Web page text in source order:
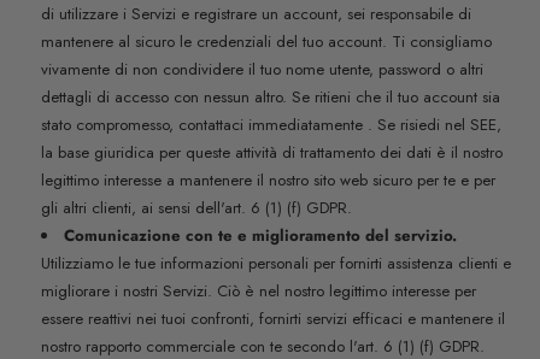
di utilizzare i Servizi e registrare un account, sei responsabile di
mantenere al sicuro le credenziali del tuo account. Ti consigliamo
vivamente di non condividere il tuo nome utente, password o altri
dettagli di accesso con nessun altro. Se ritieni che il tuo account sia
stato compromesso, contattaci immediatamente . Se risiedi nel SEE,
la base giuridica per queste attività di trattamento dei dati è il nostro
legittimo interesse a mantenere il nostro sito web sicuro per te e per
gli altri clienti, ai sensi dell'art. 6 (1) (f) GDPR.
Comunicazione con te e miglioramento del servizio.
Utilizziamo le tue informazioni personali per fornirti assistenza clienti e
migliorare i nostri Servizi. Ciò è nel nostro legittimo interesse per
essere reattivi nei tuoi confronti, fornirti servizi efficaci e mantenere il
nostro rapporto commerciale con te secondo l'art. 6 (1) (f) GDPR.